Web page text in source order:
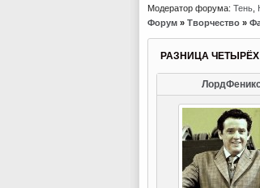
Модератор форума: Тень
Форум » Творчество »
РАЗНИЦА